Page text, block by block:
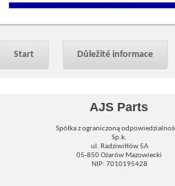
Start Důležité informace
AJS Parts
Spółka z ograniczoną
Sp.k.
ul. Radziwiłłów 5A
05-850 Ożarów Mazowiecki
NIP: 7010195428